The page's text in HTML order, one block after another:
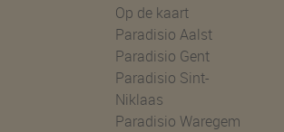
Op de kaart
Paradisio Aalst
Paradisio Gent
Paradisio Sint-
Niklaas
Paradisio Waregem